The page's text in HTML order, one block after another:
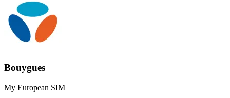
Bouygues
My European SIM